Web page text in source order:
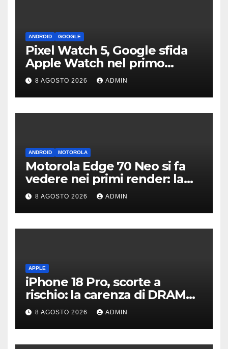
ANDROID GOOGLE
Pixel Watch 5, Google sfida
Apple Watch nel primo
teaser: “sembra un orologio”
8 AGOSTO 2026 ADMIN
ANDROID MOTOROLA
Motorola Edge 70 Neo si fa
vedere nei primi render: la
fotocamera è da 200 MP
8 AGOSTO 2026 ADMIN
APPLE
iPhone 18 Pro, scorte a
rischio: la carenza di DRAM
potrebbe far slittare le
consegne
8 AGOSTO 2026 ADMIN